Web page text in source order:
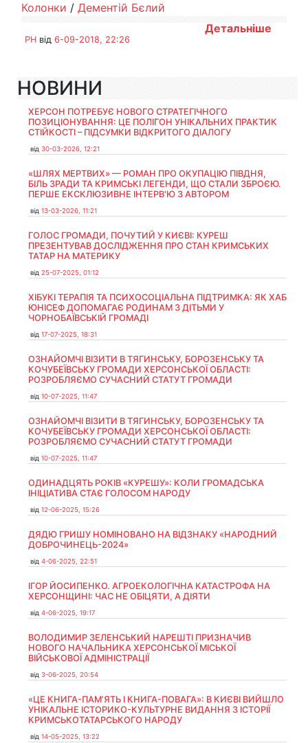
Колонки / Дементій Бєлий
Детальніше
PH від 6-09-2018, 22:26
НОВИНИ
ХЕРСОН ПОТРЕБУЄ НОВОГО СТРАТЕГІЧНОГО
ПОЗИЦІОНУВАННЯ: ЦЕ ПОЛІГОН УНІКАЛЬНИХ ПРАКТИК
СТІЙКОСТІ – ПІДСУМКИ ВІДКРИТОГО ДІАЛОГУ
від 30-03-2026, 12:21
«ШЛЯХ МЕРТВИХ» — РОМАН ПРО ОКУПАЦІЮ ПІВДНЯ,
БІЛЬ ЗРАДИ ТА КРИМСЬКІ ЛЕГЕНДИ, ЩО СТАЛИ ЗБРОЄЮ.
ПЕРШЕ ЕКСКЛЮЗИВНЕ ІНТЕРВ'Ю З АВТОРОМ
від 13-03-2026, 11:21
ГОЛОС ГРОМАДИ, ПОЧУТИЙ У КИЄВІ: КУРЕШ
ПРЕЗЕНТУВАВ ДОСЛІДЖЕННЯ ПРО СТАН КРИМСЬКИХ
ТАТАР НА МАТЕРИКУ
від 25-07-2025, 01:12
ХІБУКІ ТЕРАПІЯ ТА ПСИХОСОЦІАЛЬНА ПІДТРИМКА: ЯК ХАБ
ЮНІСЕФ ДОПОМАГАЄ РОДИНАМ З ДІТЬМИ У
ЧОРНОБАЇВСЬКІЙ ГРОМАДІ
від 17-07-2025, 18:31
ОЗНАЙОМЧІ ВІЗИТИ В ТЯГИНСЬКУ, БОРОЗЕНСЬКУ ТА
КОЧУБЕЇВСЬКУ ГРОМАДИ ХЕРСОНСЬКОЇ ОБЛАСТІ:
РОЗРОБЛЯЄМО СУЧАСНИЙ СТАТУТ ГРОМАДИ
від 10-07-2025, 11:47
ОЗНАЙОМЧІ ВІЗИТИ В ТЯГИНСЬКУ, БОРОЗЕНСЬКУ ТА
КОЧУБЕЇВСЬКУ ГРОМАДИ ХЕРСОНСЬКОЇ ОБЛАСТІ:
РОЗРОБЛЯЄМО СУЧАСНИЙ СТАТУТ ГРОМАДИ
від 10-07-2025, 11:47
ОДИНАДЦЯТЬ РОКІВ «КУРЕШУ»: КОЛИ ГРОМАДСЬКА
ІНІЦІАТИВА СТАЄ ГОЛОСОМ НАРОДУ
від 12-06-2025, 15:26
ДЯДЮ ГРИШУ НОМІНОВАНО НА ВІДЗНАКУ «НАРОДНИЙ
ДОБРОЧИНЕЦЬ-2024»
від 4-06-2025, 22:51
ІГОР ЙОСИПЕНКО. АГРОЕКОЛОГІЧНА КАТАСТРОФА НА
ХЕРСОНЩИНІ: ЧАС НЕ ОБІЦЯТИ, А ДІЯТИ
від 4-06-2025, 19:17
ВОЛОДИМИР ЗЕЛЕНСЬКИЙ НАРЕШТІ ПРИЗНАЧИВ
НОВОГО НАЧАЛЬНИКА ХЕРСОНСЬКОЇ МІСЬКОЇ
ВІЙСЬКОВОЇ АДМІНІСТРАЦІЇ
від 3-06-2025, 20:54
«ЦЕ КНИГА-ПАМ’ЯТЬ І КНИГА-ПОВАГА»: В КИЄВІ ВИЙШЛО
УНІКАЛЬНЕ ІСТОРИКО-КУЛЬТУРНЕ ВИДАННЯ З ІСТОРІЇ
КРИМСЬКОТАТАРСЬКОГО НАРОДУ
від 14-05-2025, 13:22